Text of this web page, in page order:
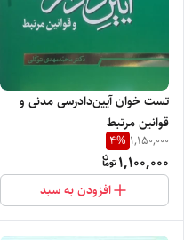
تست خوان آیین‌دادرسی مدنی و
قوانین مرتبط
1,150,000
4%
1,100,000
افزودن به سبد